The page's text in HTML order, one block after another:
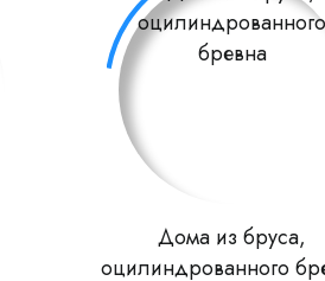
Дома из бруса,
оцилиндрованного